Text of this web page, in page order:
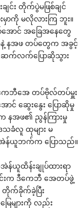
င်း တိုက်ပွဲမဖြစ်ချင်
ကို မလိုလားကြ ဘူး။
ောင် အ‌ခြေအ‌နေ‌တွေ
နဲ့ နအဖ တပ်‌တွေက အခွင့်
ဆက်လက်‌ပြောဆိုသွား
ေဘီ‌အေ တပ်ဗိုလ်တပ်မှူး
ာင် ‌ဆွေး‌နွေး ‌ပြောဆိုမှု
နအဖ၏ ညွန်ကြားမှု
ခံလူ ထုများ မ
အဲန်ယူဘက်က ‌ပြောသည်။
ယူထိန်းချုပ်ထားရာ
င်းက ဒီ‌ကေဘီ ‌အေတပ်ဖွဲ့
က်ခိုက်ခဲ့ပြီး
များကို လည်း